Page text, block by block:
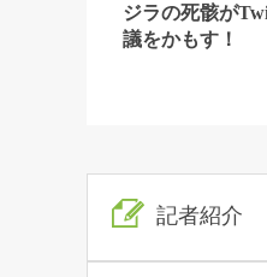
ジラの死骸が
議をかもす！
記者紹介